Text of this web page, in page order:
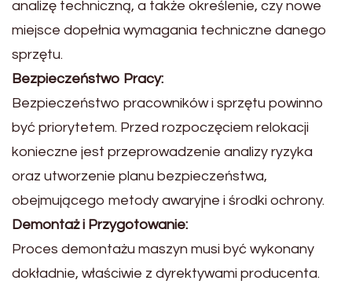
analizę techniczną, a także określenie, czy nowe
miejsce dopełnia wymagania techniczne danego
sprzętu.
Bezpieczeństwo Pracy:
Bezpieczeństwo pracowników i sprzętu powinno
być priorytetem. Przed rozpoczęciem relokacji
konieczne jest przeprowadzenie analizy ryzyka
oraz utworzenie planu bezpieczeństwa,
obejmującego metody awaryjne i środki ochrony.
Demontaż i Przygotowanie:
Proces demontażu maszyn musi być wykonany
dokładnie, właściwie z dyrektywami producenta.